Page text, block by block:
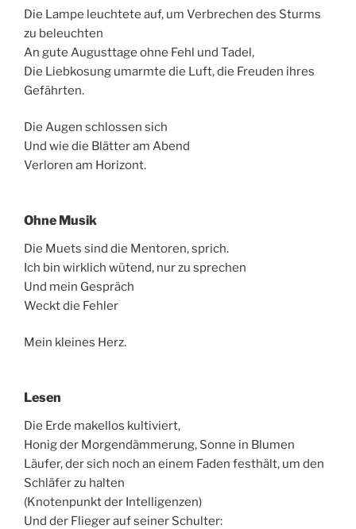
Die Lampe leuchtete auf, um Verbrechen des Sturms
zu beleuchten
An gute Augusttage ohne Fehl und Tadel,
Die Liebkosung umarmte die Luft, die Freuden ihres
Gefährten.
Die Augen schlossen sich
Und wie die Blätter am Abend
Verloren am Horizont.
Ohne Musik
Die Muets sind die Mentoren, sprich.
Ich bin wirklich wütend, nur zu sprechen
Und mein Gespräch
Weckt die Fehler
Mein kleines Herz.
Lesen
Die Erde makellos kultiviert,
Honig der Morgendämmerung, Sonne in Blumen
Läufer, der sich noch an einem Faden festhält, um den
Schläfer zu halten
(Knotenpunkt der Intelligenzen)
Und der Flieger auf seiner Schulter: